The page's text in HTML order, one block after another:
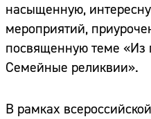
насыщенную,
мероприятий,
посвященную теме «Из
Семейные реликвии».
В рамках